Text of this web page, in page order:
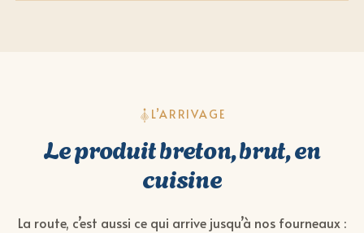
L’ARRIVAGE
Le produit breton, brut, en
cuisine
La route, c’est aussi ce qui arrive jusqu’à nos fourneaux :